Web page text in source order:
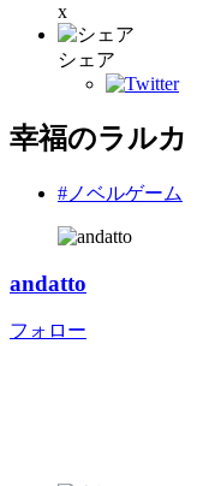
x
シェア
幸福のラルカ
#ノベルゲーム
andatto
フォロー